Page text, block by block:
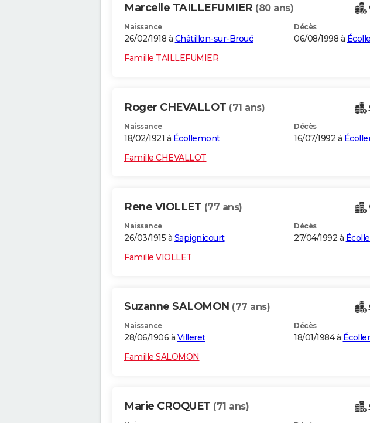
Marcelle TAILLEFUMIER (80 ans)
Naissance
26/02/1918 à Châtillon-sur-Broué
Décès
06/08/1998 à
Famille TAILLEFUMIER
Roger CHEVALLOT (71 ans)
Naissance
18/02/1921 à Écollemont
Décès
16/07/1992 à
Famille CHEVALLOT
Rene VIOLLET (77 ans)
Naissance
26/03/1915 à Sapignicourt
Décès
27/04/1992 à
Famille VIOLLET
Suzanne SALOMON (77 ans)
Naissance
28/06/1906 à Villeret
Décès
18/01/1984 à
Famille SALOMON
Marie CROQUET (71 ans)